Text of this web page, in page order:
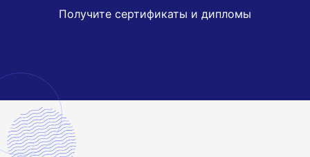
Получите сертификаты и дипломы